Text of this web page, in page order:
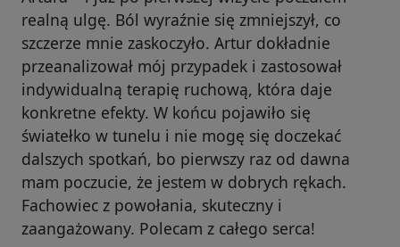
realną ulgę. Ból wyraźnie się zmniejszył, co
szczerze mnie zaskoczyło. Artur dokładnie
przeanalizował mój przypadek i zastosował
indywidualną terapię ruchową, która daje
konkretne efekty. W końcu pojawiło się
światełko w tunelu i nie mogę się doczekać
dalszych spotkań, bo pierwszy raz od dawna
mam poczucie, że jestem w dobrych rękach.
Fachowiec z powołania, skuteczny i
zaangażowany. Polecam z całego serca!